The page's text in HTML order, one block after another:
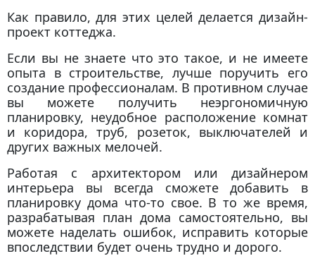
Как правило, для этих целей делается дизайн-
проект коттеджа.
Если вы не знаете что это такое, и не имеете
опыта в строительстве, лучше поручить его
создание профессионалам. В противном случае
вы можете получить неэргономичную
планировку, неудобное расположение комнат
и коридора, труб, розеток, выключателей и
других важных мелочей.
Работая с архитектором или дизайнером
интерьера вы всегда сможете добавить в
планировку дома что-то свое. В то же время,
разрабатывая план дома самостоятельно, вы
можете наделать ошибок, исправить которые
впоследствии будет очень трудно и дорого.